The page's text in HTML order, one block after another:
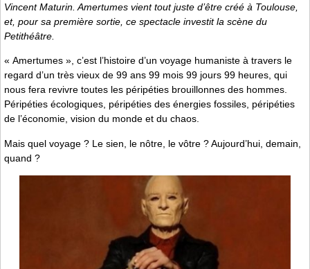
Vincent Maturin. Amertumes vient tout juste d’être créé à Toulouse,
et, pour sa première sortie, ce spectacle investit la scène du
Petithéâtre.
« Amertumes », c’est l’histoire d’un voyage humaniste à travers le
regard d’un très vieux de 99 ans 99 mois 99 jours 99 heures, qui
nous fera revivre toutes les péripéties brouillonnes des hommes.
Péripéties écologiques, péripéties des énergies fossiles, péripéties
de l’économie, vision du monde et du chaos.
Mais quel voyage ? Le sien, le nôtre, le vôtre ? Aujourd’hui, demain,
quand ?